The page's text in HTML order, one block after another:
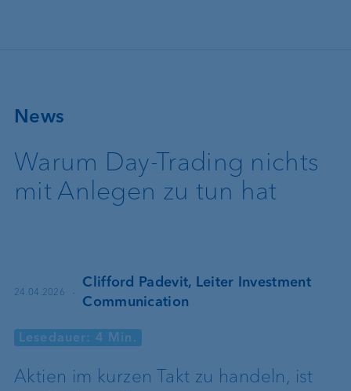
News
Warum Day-Trading nichts
mit Anlegen zu tun hat
24.04.2026 ·
Clifford Padevit, Leiter Investment
Communication
Lesedauer: 4 Min.
Aktien im kurzen Takt zu handeln, ist